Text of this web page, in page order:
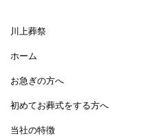
川上葬祭
ホーム
お急ぎの方へ
初めてお葬式をする方へ
当社の特徴